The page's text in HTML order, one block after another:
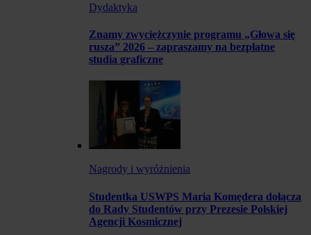
Dydaktyka
Znamy zwyciężczynie programu „Głowa się
rusza” 2026 – zapraszamy na bezpłatne
studia graficzne
Nagrody i wyróżnienia
Studentka USWPS Maria Komędera dołącza
do Rady Studentów przy Prezesie Polskiej
Agencji Kosmicznej